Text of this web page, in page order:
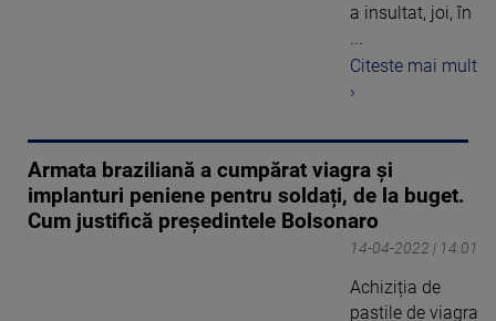
a insultat, joi, în
...
Citeste mai mult
›
Armata braziliană a cumpărat viagra și
implanturi peniene pentru soldați, de la buget.
Cum justifică președintele Bolsonaro
14-04-2022 | 14:01
Achiziția de
pastile de viagra